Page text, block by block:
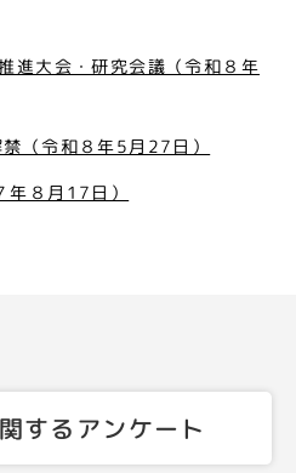
進大会・研究会議（令和８年
（令和８年5月27日）
年８月17日）
するアンケート